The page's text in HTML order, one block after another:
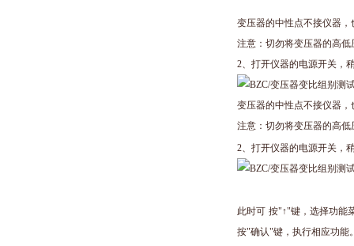
变压器的中性点不接仪器
注意：切勿将变压器的高低
2、打开仪器的电源开关，
变压器的中性点不接仪器
注意：切勿将变压器的高低
2、打开仪器的电源开关，
此时可 按"↑"键，选择功能
按"确认"键，执行相应功能